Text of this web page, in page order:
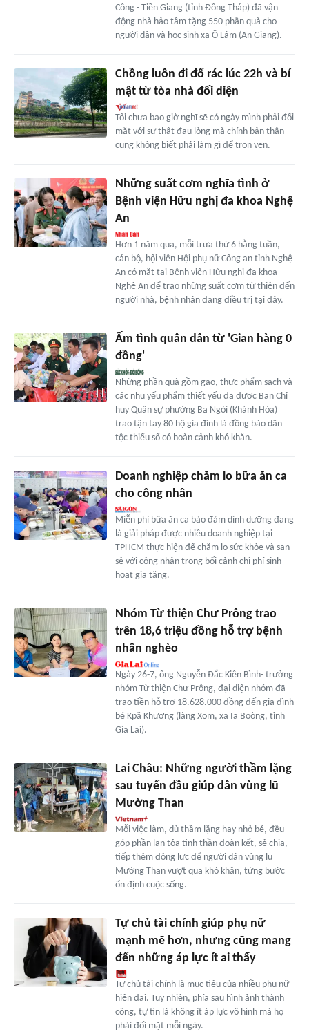
Công - Tiền Giang (tỉnh Đồng Tháp) đã vận
động nhà hảo tâm tặng 550 phần quà cho
người dân và học sinh xã Ô Lâm (An Giang).
Chồng luôn đi đổ rác lúc 22h và bí
mật từ tòa nhà đối diện
Tôi chưa bao giờ nghĩ sẽ có ngày mình phải đối
mặt với sự thật đau lòng mà chính bản thân
cũng không biết phải làm gì để trọn vẹn.
Những suất cơm nghĩa tình ở
Bệnh viện Hữu nghị đa khoa Nghệ
An
Hơn 1 năm qua, mỗi trưa thứ 6 hằng tuần,
cán bộ, hội viên Hội phụ nữ Công an tỉnh Nghệ
An có mặt tại Bệnh viện Hữu nghị đa khoa
Nghệ An để trao những suất cơm từ thiện đến
người nhà, bệnh nhân đang điều trị tại đây.
Ấm tình quân dân từ 'Gian hàng 0
đồng'
Những phần quà gồm gạo, thực phẩm sạch và
các nhu yếu phẩm thiết yếu đã được Ban Chỉ
huy Quân sự phường Ba Ngòi (Khánh Hòa)
trao tận tay 80 hộ gia đình là đồng bào dân
tộc thiểu số có hoàn cảnh khó khăn.
Doanh nghiệp chăm lo bữa ăn ca
cho công nhân
Miễn phí bữa ăn ca bảo đảm dinh dưỡng đang
là giải pháp được nhiều doanh nghiệp tại
TPHCM thực hiện để chăm lo sức khỏe và san
sẻ với công nhân trong bối cảnh chi phí sinh
hoạt gia tăng.
Nhóm Từ thiện Chư Prông trao
trên 18,6 triệu đồng hỗ trợ bệnh
nhân nghèo
Ngày 26-7, ông Nguyễn Đắc Kiên Bình- trưởng
nhóm Từ thiện Chư Prông, đại diện nhóm đã
trao tiền hỗ trợ 18.628.000 đồng đến gia đình
bé Kpă Khương (làng Xom, xã Ia Boòng, tỉnh
Gia Lai).
Lai Châu: Những người thầm lặng
sau tuyến đầu giúp dân vùng lũ
Mường Than
Mỗi việc làm, dù thầm lặng hay nhỏ bé, đều
góp phần lan tỏa tinh thần đoàn kết, sẻ chia,
tiếp thêm động lực để người dân vùng lũ
Mường Than vượt qua khó khăn, từng bước
ổn định cuộc sống.
Tự chủ tài chính giúp phụ nữ
mạnh mẽ hơn, nhưng cũng mang
đến những áp lực ít ai thấy
Tự chủ tài chính là mục tiêu của nhiều phụ nữ
hiện đại. Tuy nhiên, phía sau hình ảnh thành
công, tự tin là không ít áp lực vô hình mà họ
phải đối mặt mỗi ngày.